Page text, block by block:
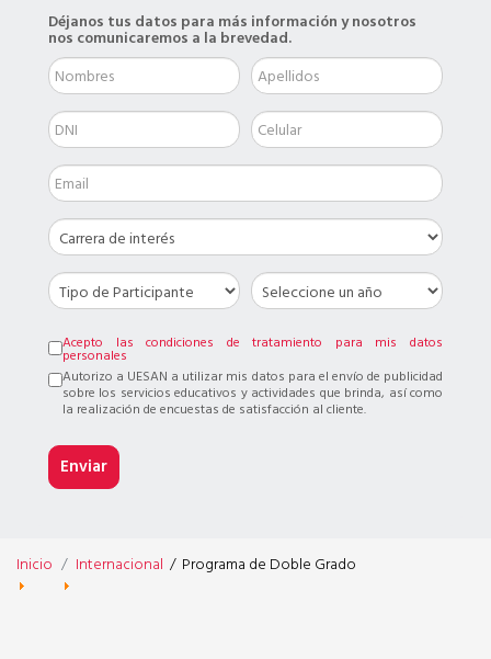
Déjanos tus datos para más información y nosotros
nos comunicaremos a la brevedad.
Acepto las condiciones de tratamiento para mis datos
personales
Autorizo a UESAN a utilizar mis datos para el envío de publicidad
sobre los servicios educativos y actividades que brinda, así como
la realización de encuestas de satisfacción al cliente.
Inicio Internacional / Programa de Doble Grado